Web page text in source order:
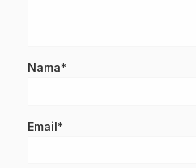
Nama*
Email*